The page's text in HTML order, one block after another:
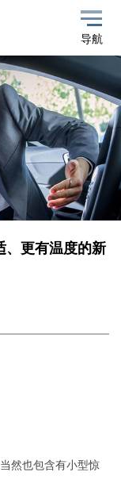
导航
、更有温度的新
然也包含有小型惊